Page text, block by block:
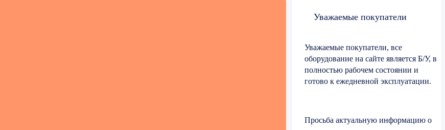
Уважаемые покупатели
Уважаемые покупатели, все
оборудование на сайте является Б/У, в
полностью рабочем состоянии и
готово к ежедневной эксплуатации.
Просьба актуальную информацию о